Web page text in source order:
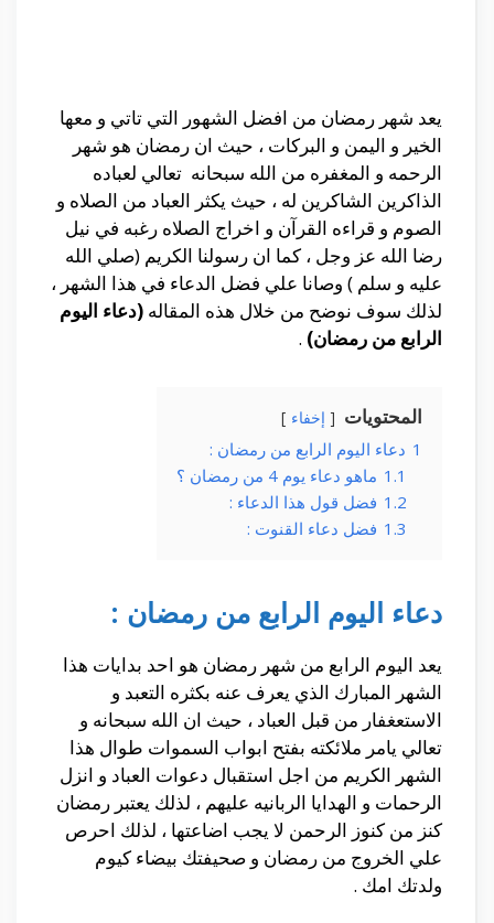
يعد شهر رمضان من افضل الشهور التي تاتي و معها
الخير و اليمن و البركات ، حيث ان رمضان هو شهر
الرحمه و المغفره من الله سبحانه تعالي لعباده
الذاكرين الشاكرين له ، حيث يكثر العباد من الصلاه و
الصوم و قراءه القرآن و اخراج الصلاه رغبه في نيل
رضا الله عز وجل ، كما ان رسولنا الكريم (صلي الله
عليه و سلم ) وصانا علي فضل الدعاء في هذا الشهر ،
لذلك سوف نوضح من خلال هذه المقاله (دعاء اليوم
الرابع من رمضان) .
المحتويات إخفاء
1 دعاء اليوم الرابع من رمضان :
1.1 ماهو دعاء يوم 4 من رمضان ؟
1.2 فضل قول هذا الدعاء :
1.3 فضل دعاء القنوت :
دعاء اليوم الرابع من رمضان :
يعد اليوم الرابع من شهر رمضان هو احد بدايات هذا
الشهر المبارك الذي يعرف عنه بكثره التعبد و
الاستعغفار من قبل العباد ، حيث ان الله سبحانه و
تعالي يامر ملائكته بفتح ابواب السموات طوال هذا
الشهر الكريم من اجل استقبال دعوات العباد و انزل
الرحمات و الهدايا الربانيه عليهم ، لذلك يعتبر رمضان
كنز من كنوز الرحمن لا يجب اضاعتها ، لذلك احرص
علي الخروج من رمضان و صحيفتك بيضاء كيوم
ولدتك امك .